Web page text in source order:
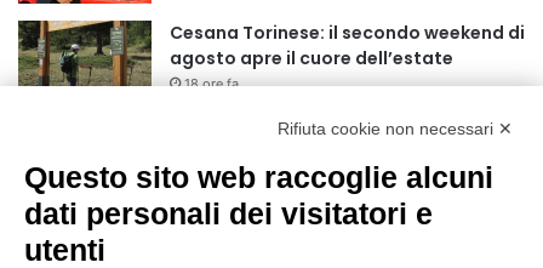
Cesana Torinese: il secondo weekend di
agosto apre il cuore dell’estate
18 ore fa
Siccità: Il Piemonte avvia le procedure
per la richiesta dello stato di calamità
naturale
19 ore fa
Rifiuta cookie non necessari ✕
Questo sito web raccoglie alcuni
dati personali dei visitatori e
utenti